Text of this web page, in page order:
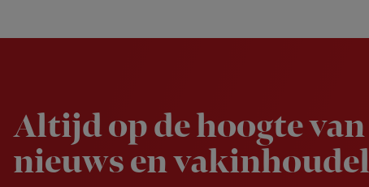
Altijd op de hoogte
nieuws en